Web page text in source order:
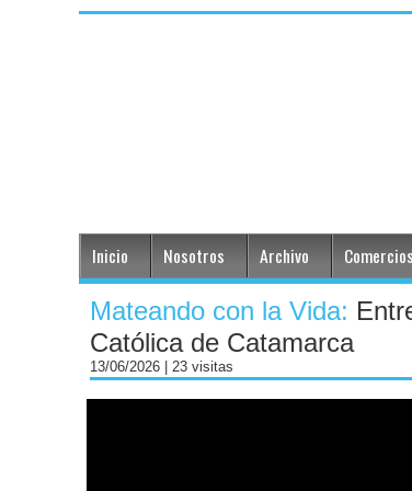
Inicio Nosotros Archivo
Mateando con la Vida:
Católica de Catamarca
13/06/2026 | 23 visitas